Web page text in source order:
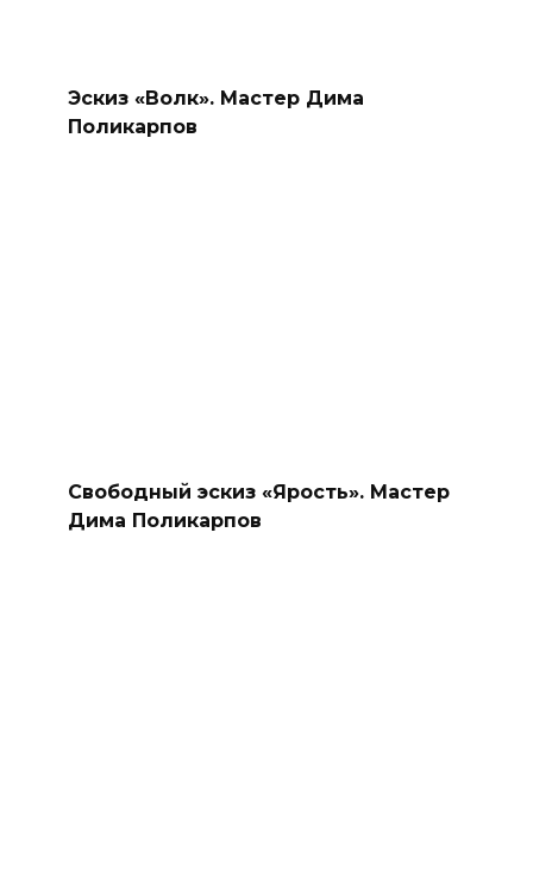
Эскиз «Волк». Мастер Дима
Поликарпов
Свободный эскиз «Ярость». Мастер
Дима Поликарпов